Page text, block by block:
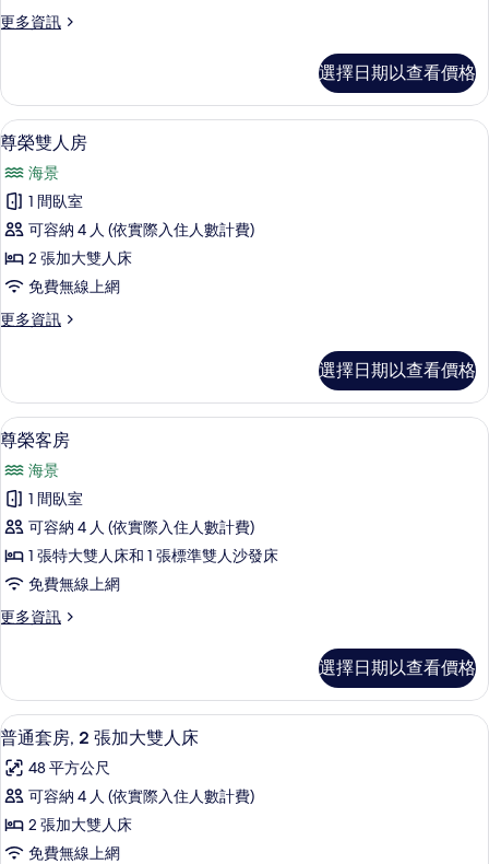
所
相
片
更多資訊
更
套
房
的
詳
情
選擇日期以查看價格
顯
示
尊
榮
雙
人
的
有
相
片
尊榮雙人房 | 高級寢具、舒適加層、
8
尊榮雙人房
海景
1 間臥室
可容納 4 人 (依實際入住人數計費)
2 張加大雙人床
免費無線上網
更多資訊
更
雙
人
房
的
詳
情
選擇日期以查看價格
顯
示
尊
榮
客
房
所
相
片
高級寢具、舒適加層、客房內保險箱
7
尊榮客房
海景
1 間臥室
可容納 4 人 (依實際入住人數計費)
1 張特大雙人床和 1 張標準雙人沙發床
免費無線上網
更多資訊
更
客
房
的
詳
情
選擇日期以查看價格
顯
示
普
通
套
高級寢具、舒適加層、客房內保險箱
7
普通套房, 2 張加大雙人床
48 平方公尺
可容納 4 人 (依實際入住人數計費)
2 張加大雙人床
免費無線上網